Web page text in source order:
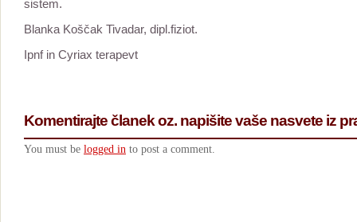
sistem.
Blanka Koščak Tivadar, dipl.fiziot.
Ipnf in Cyriax terapevt
Komentirajte članek oz. napišite vaše nasvete iz
You must be logged in to post a comment.